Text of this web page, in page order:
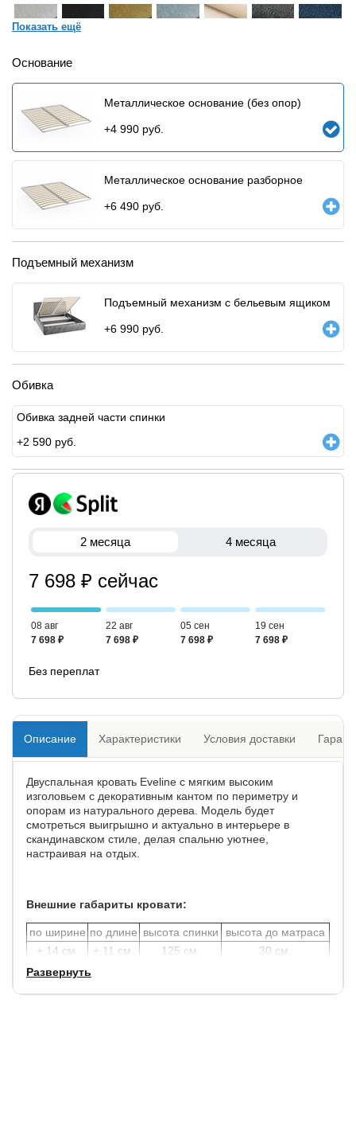
Показать ещё
Основание
Металлическое основание (без опор)
+4 990 руб.
Металлическое основание разборное
+6 490 руб.
Подъемный механизм
Подъемный механизм с бельевым ящиком
+6 990 руб.
Обивка
Обивка задней части спинки
+2 590 руб.
2 месяца 4 месяца
7 698 ₽ сейчас
08 авг
7 698 ₽
22 авг
7 698 ₽
05 сен
7 698 ₽
19 сен
7 698 ₽
Без переплат
Описание Характеристики Условия доставки
Двуспальная кровать Eveline с мягким высоким
изголовьем с декоративным кантом по периметру и
опорам из натурального дерева. Модель будет
смотреться выигрышно и актуально в интерьере в
скандинавском стиле, делая спальню уютнее,
настраивая на отдых.
Внешние габариты кровати:
по ширине по длине высота спинки
высота до матраса
+ 14 см.
+ 11 см. 125 см. 30 см.
Углубление под матрас 8 см.
Развернуть